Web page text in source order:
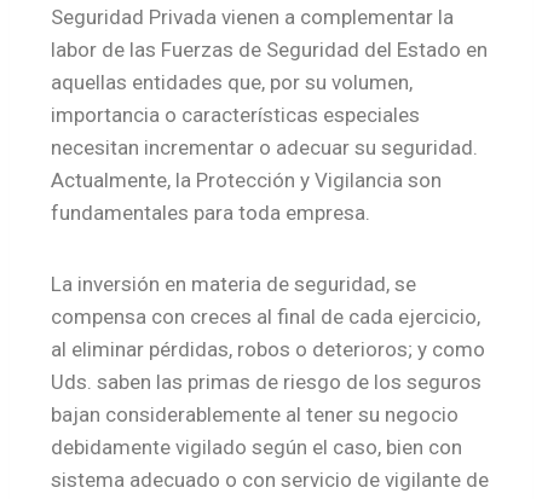
Seguridad Privada vienen a complementar la
labor de las Fuerzas de Seguridad del Estado en
aquellas entidades que, por su volumen,
importancia o características especiales
necesitan incrementar o adecuar su seguridad.
Actualmente, la Protección y Vigilancia son
fundamentales para toda empresa.
La inversión en materia de seguridad, se
compensa con creces al final de cada ejercicio,
al eliminar pérdidas, robos o deterioros; y como
Uds. saben las primas de riesgo de los seguros
bajan considerablemente al tener su negocio
debidamente vigilado según el caso, bien con
sistema adecuado o con servicio de vigilante de